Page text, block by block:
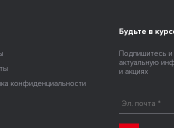
конфиденциальности
Будьте в
Подпишитесь и
актуальную
и акциях